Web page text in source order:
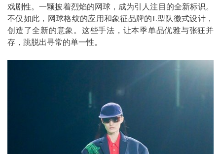
戏剧性。一颗披着烈焰的网球，成为引人注目的全新标识。
不仅如此，网球格纹的应用和象征品牌的L型队徽式设计，
创造了全新的意象。这些手法，让本季单品优雅与张狂并
存，跳脱出寻常的单一性。